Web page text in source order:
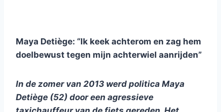
Maya Detiège: “Ik keek achterom en zag hem
doelbewust tegen mijn achterwiel aanrijden”
In de zomer van 2013 werd politica Maya
Detiège (52) door een agressieve